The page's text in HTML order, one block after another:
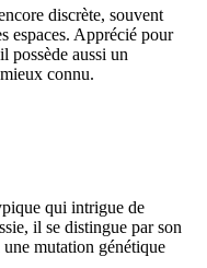
discrète, souvent
espaces. Apprécié pour
possède aussi un
connu.
qui intrigue de
il se distingue par son
mutation génétique